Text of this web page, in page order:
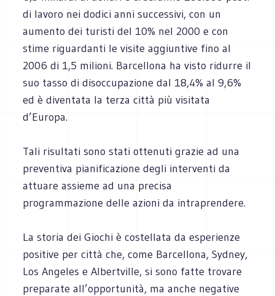
di lavoro nei dodici anni successivi, con un
aumento dei turisti del 10% nel 2000 e con
stime riguardanti le visite aggiuntive fino al
2006 di 1,5 milioni. Barcellona ha visto ridurre il
suo tasso di disoccupazione dal 18,4% al 9,6%
ed è diventata la terza città più visitata
d’Europa.
Tali risultati sono stati ottenuti grazie ad una
preventiva pianificazione degli interventi da
attuare assieme ad una precisa
programmazione delle azioni da intraprendere.
La storia dei Giochi è costellata da esperienze
positive per città che, come Barcellona, Sydney,
Los Angeles e Albertville, si sono fatte trovare
preparate all’opportunità, ma anche negative